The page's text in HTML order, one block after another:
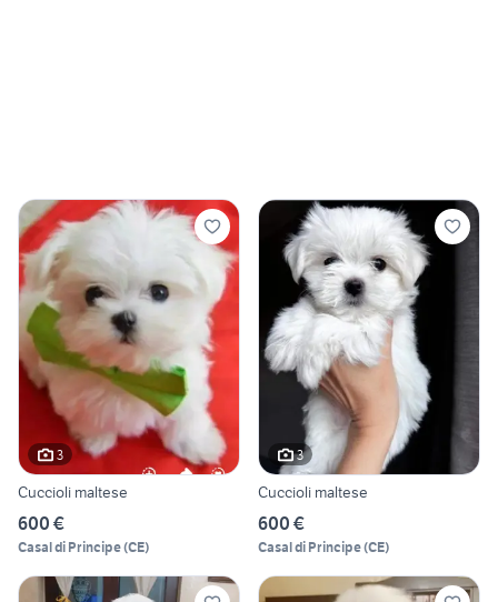
3
Cuccioli maltese
600 €
Casal di Principe(CE)
3
Cuccioli maltese
600 €
Casal di Principe(CE)